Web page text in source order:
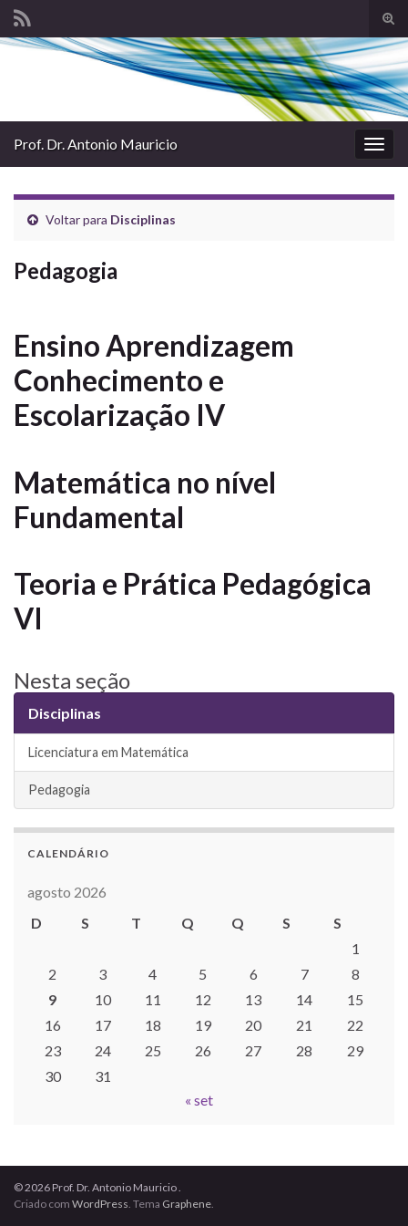
de
Search for:
Prof. Dr. Antonio Mauricio
Voltar para Disciplinas
Pedagogia
Ensino Aprendizagem
Conhecimento e
Escolarização IV
Matemática no nível
Fundamental
Teoria e Prática Pedagógica
VI
Nesta seção
Disciplinas
Licenciatura em Matemática
Pedagogia
CALENDÁRIO
agosto 2026
D
S T Q Q S
S
1
2
3 4 5 6 7
8
9
10 11 12 13 14
15
16
17 18 19 20 21
22
23
24 25 26 27 28
29
30
31
« set
© 2026 Prof. Dr. Antonio Mauricio .
Criado com WordPress . Tema Graphene